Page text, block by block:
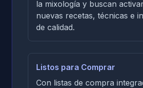
la mixología y buscan
nuevas recetas, técnicas e
de calidad.
Listos para Comprar
Con listas de compra